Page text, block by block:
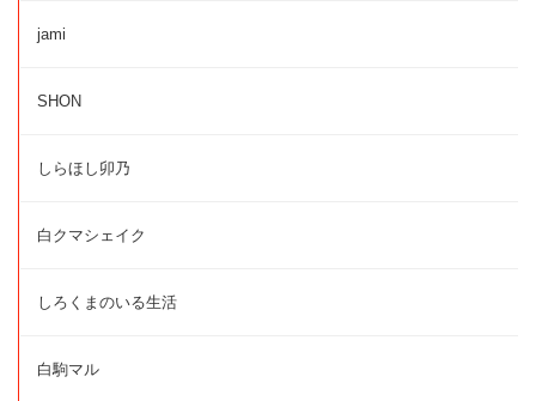
jami
SHON
しらほし卯乃
白クマシェイク
しろくまのいる生活
白駒マル